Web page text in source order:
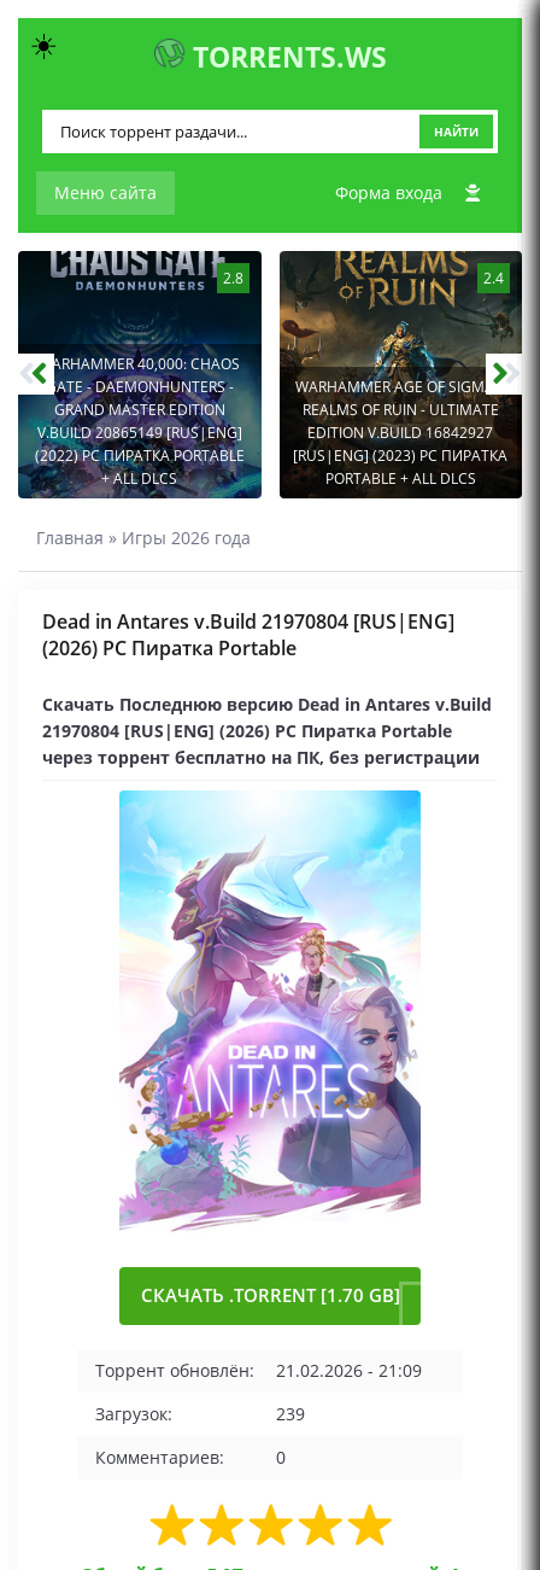
TORRENTS.WS
Меню сайта
НАЙТИ
Форма входа
2.8
WARHAMMER 40,000: CHAOS
GATE - DAEMONHUNTERS -
GRAND MASTER EDITION
V.BUILD 20865149 [RUS|ENG]
(2022) PC ПИРАТКА PORTABLE
+ ALL DLCS
2.4
WARHAMMER AGE OF SIGMAR:
REALMS OF RUIN - ULTIMATE
EDITION V.BUILD 16842927
[RUS|ENG] (2023) PC ПИРАТКА
PORTABLE + ALL DLCS
Главная » Игры 2026 года
Dead in Antares v.Build 21970804 [RUS|ENG]
(2026) PC Пиратка Portable
Скачать Последнюю версию Dead in Antares v.Build
21970804 [RUS|ENG] (2026) PC Пиратка Portable
через торрент бесплатно на ПК, без регистрации
СКАЧАТЬ .TORRENT [1.70 GB]
Торрент обновлён:
21.02.2026 - 21:09
Загрузок:
239
Комментариев:
0
☀️